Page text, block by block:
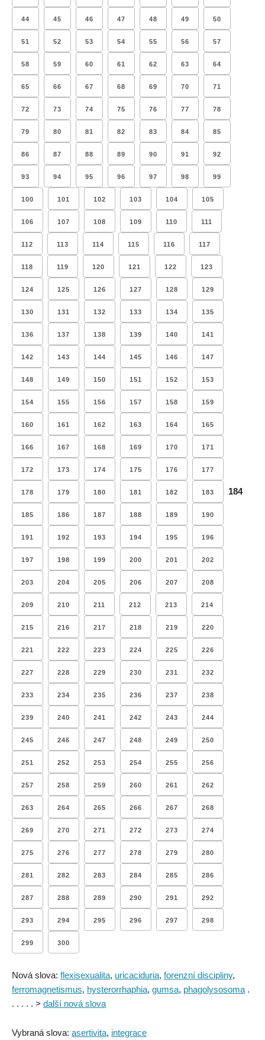
44 45 46 47 48 49 50
51 52 53 54 55 56 57
58 59 60 61 62 63 64
65 66 67 68 69 70 71
72 73 74 75 76 77 78
79 80 81 82 83 84 85
86 87 88 89 90 91 92
93 94 95 96 97 98 99
100 101 102 103 104 105
106 107 108 109 110 111
112 113 114 115 116 117
118 119 120 121 122 123
124 125 126 127 128 129
130 131 132 133 134 135
136 137 138 139 140 141
142 143 144 145 146 147
148 149 150 151 152 153
154 155 156 157 158 159
160 161 162 163 164 165
166 167 168 169 170 171
172 173 174 175 176 177
178 179 180 181 182 183 184
185 186 187 188 189 190
191 192 193 194 195 196
197 198 199 200 201 202
203 204 205 206 207 208
209 210 211 212 213 214
215 216 217 218 219 220
221 222 223 224 225 226
227 228 229 230 231 232
233 234 235 236 237 238
239 240 241 242 243 244
245 246 247 248 249 250
251 252 253 254 255 256
257 258 259 260 261 262
263 264 265 266 267 268
269 270 271 272 273 274
275 276 277 278 279 280
281 282 283 284 285 286
287 288 289 290 291 292
293 294 295 296 297 298
299 300
Nová slova: flexisexualita, uricaciduria, forenzní discipliny,
ferromagnetismus, hysterorrhaphia, gumsa, phagolysosoma .
. . . . . > další nová slova
Vybraná slova: asertivita, integrace